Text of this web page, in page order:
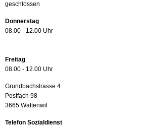
geschlossen
Donnerstag
08.00 - 12.00 Uhr
Freitag
08.00 - 12.00 Uhr
Grundbachstrasse 4
Postfach 98
3665 Wattenwil
Telefon Sozialdienst